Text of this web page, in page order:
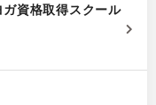
資格取得スクール